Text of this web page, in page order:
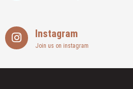
Instagram
Join us on instagram